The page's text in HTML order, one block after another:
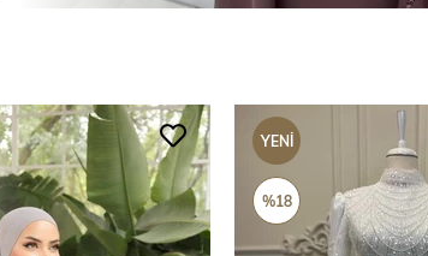
YENI
ÜRÜN
%18